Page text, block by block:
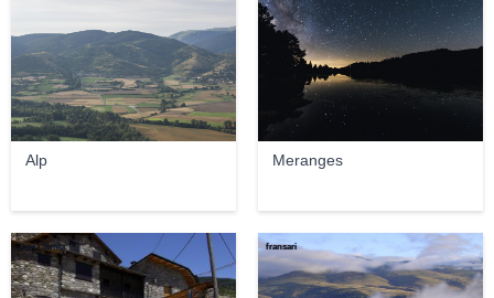
Alp Meranges
Xavi i Sonia fransari